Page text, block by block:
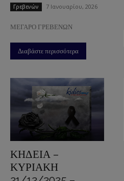
Γρεβενών 7 Ιανουαρίου, 2026
ΜΕΓΑΡΟ ΓΡΕΒΕΝΩΝ
Διαβάστε περισσότερα
ΚΗΔΕΙΑ –
ΚΥΡΙΑΚΗ